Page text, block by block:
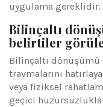
uygulama gereklidir.
Bilinçaltı
belirtiler
Bilinçaltı dönüşümü
travmalarını
veya fiziksel
geçici